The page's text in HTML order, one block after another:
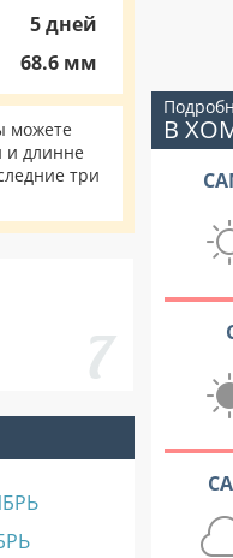
5 дней
68.6 мм
можете
и длинне
три
В